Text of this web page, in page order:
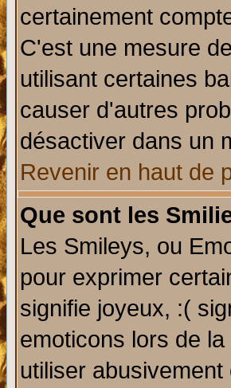
certainement
C'est une mesure de
utilisant certaines
causer d'autres
désactiver dans un
Revenir en haut de
Que sont les
Les Smileys, ou
pour exprimer
signifie joyeux, :(
emoticons lors de
utiliser